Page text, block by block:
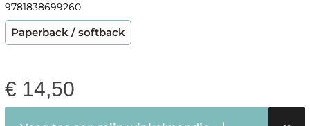
9781838699260
Paperback / softback
€ 14,50